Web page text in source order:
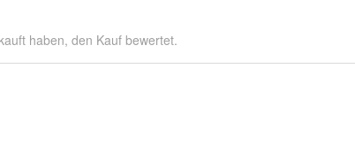
haben, den Kauf bewertet.